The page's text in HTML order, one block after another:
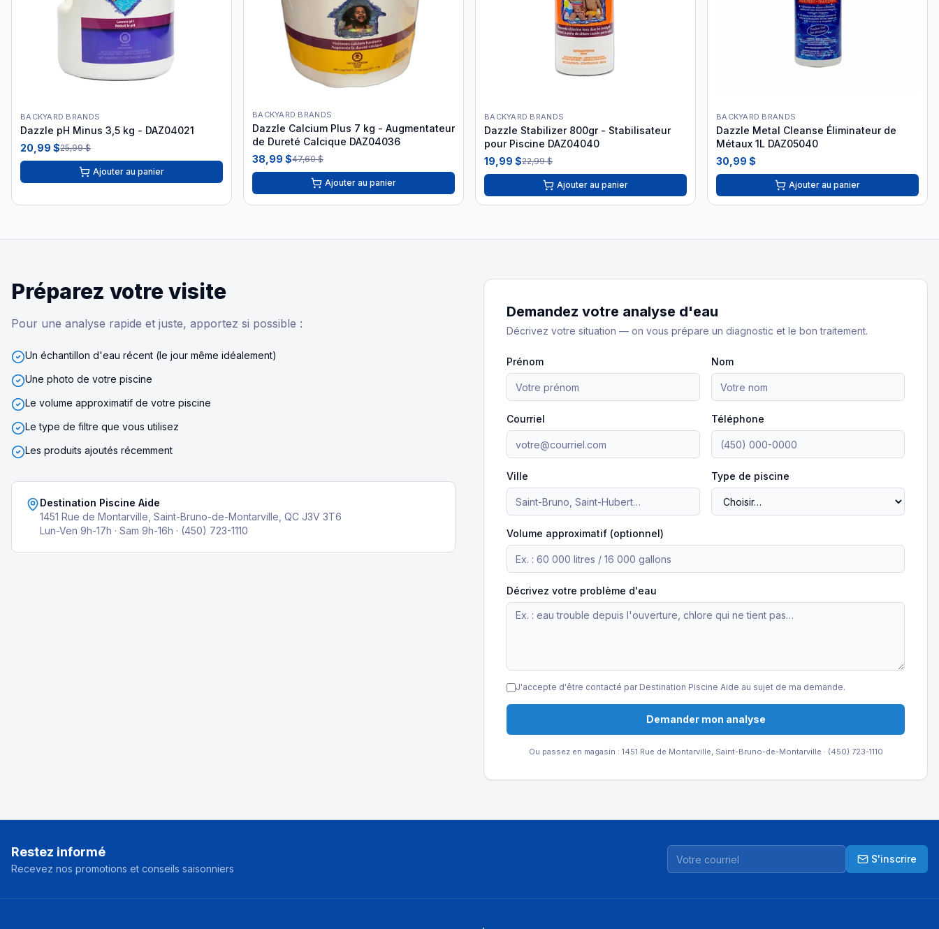
BACKYARD BRANDS
Dazzle pH Minus 3,5 kg - DAZ04021
20,99 $25,99 $
Ajouter au panier
BACKYARD BRANDS
Dazzle Calcium Plus 7 kg - Augmentateur
de Dureté Calcique DAZ04036
38,99 $47,60 $
Ajouter au panier
BACKYARD BRANDS
Dazzle Stabilizer 800gr - Stabilisateur
pour Piscine DAZ04040
19,99 $22,99 $
Ajouter au panier
BACKYARD BRANDS
Dazzle Metal Cleanse Éliminateur de
Métaux 1L DAZ05040
30,99 $
Ajouter au panier
Préparez votre visite
Pour une analyse rapide et juste, apportez si possible :
Un échantillon d'eau récent (le jour même idéalement)
Une photo de votre piscine
Le volume approximatif de votre piscine
Le type de filtre que vous utilisez
Les produits ajoutés récemment
Destination Piscine Aide
1451 Rue de Montarville, Saint-Bruno-de-Montarville, QC J3V 3T6
Lun-Ven 9h-17h · Sam 9h-16h · (450) 723-1110
Demandez votre analyse d'eau
Décrivez votre situation — on vous prépare un diagnostic et le bon traitement.
Prénom Nom
Courriel Téléphone
Ville Type de piscine
Volume approximatif (optionnel)
Décrivez votre problème d'eau
J'accepte d'être contacté par Destination Piscine Aide au sujet de ma demande.
Demander mon analyse
Ou passez en magasin : 1451 Rue de Montarville, Saint-Bruno-de-Montarville · (450) 723-1110
Restez informé
Recevez nos promotions et conseils saisonniers
S'inscrire